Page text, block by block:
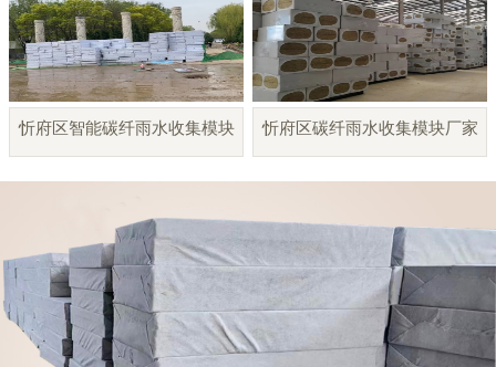
忻府区智能碳纤雨水收集模块 忻府区碳纤雨水收集模块厂家